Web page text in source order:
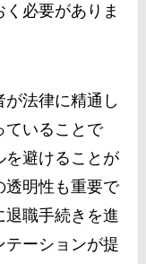
必要がありま
法律に精通し
ていることで
を避けることが
透明性も重要で
職手続きを進
テーションが提